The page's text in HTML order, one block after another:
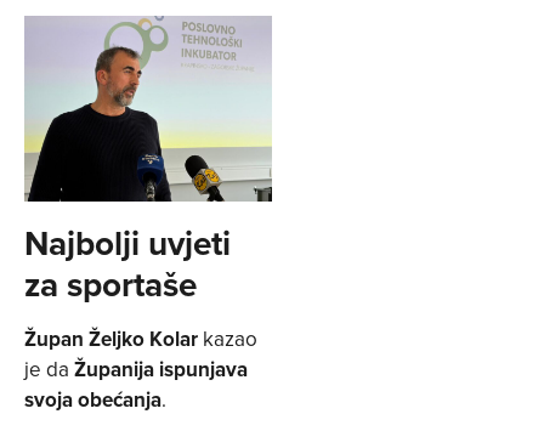
Najbolji uvjeti
za sportaše
Župan Željko Kolar kazao
je da Županija ispunjava
svoja obećanja.